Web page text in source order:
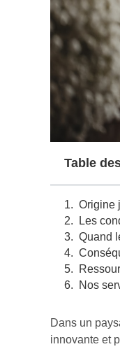
Table
Origine
Les
Quand
Nos
Dans un
innovante et